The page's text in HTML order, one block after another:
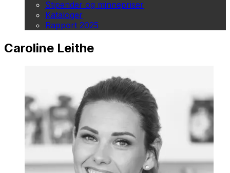
Stipender og minnepriser
Kataloger
Rapport 2025
Caroline Leithe